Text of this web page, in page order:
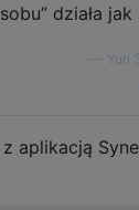
działa jak
Yuri
aplikacją